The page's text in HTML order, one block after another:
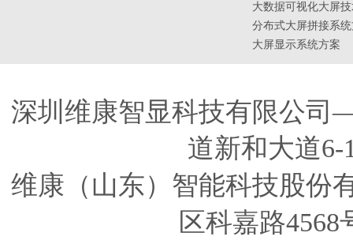
大数据可视化大屏
分布式大屏拼接系
大屏显示系统方案
深圳维康智显科技有限公
道新和大道6-
维康（山东）智能科技股
区科嘉路